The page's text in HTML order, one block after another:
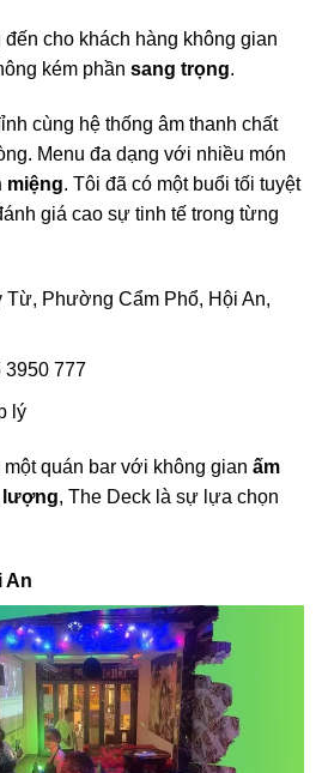
cho khách hàng không gian
kém phần sang trọng.
cùng hệ thống âm thanh chất
Menu đa dạng với nhiều món
miệng. Tôi đã có một buổi tối tuyệt
giá cao sự tinh tế trong từng
Từ, Phường Cẩm Phổ, Hội An,
3950 777
lý
quán bar với không gian ấm
lượng, The Deck là sự lựa chọn
An